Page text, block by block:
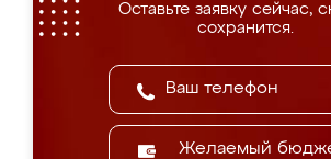
Оставьте заявку сейчас,
сохранится.
Желаемый